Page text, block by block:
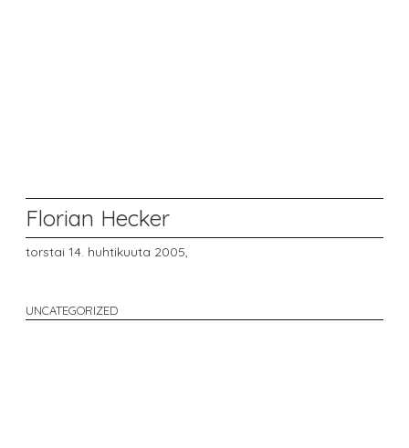
Florian Hecker
torstai 14. huhtikuuta 2005,
UNCATEGORIZED